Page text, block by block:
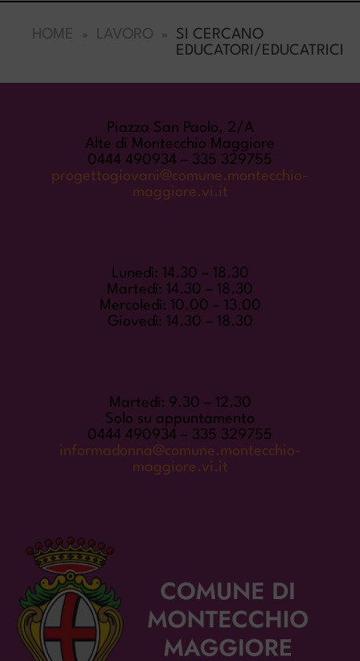
HOME LAVORO
SI CERCANO
EDUCATORI/EDUCATRICI
Piazza San Paolo, 2/A
Alte di Montecchio Maggiore
0444 490934 – 335 329755
progettogiovani@comune.montecchio-
maggiore.vi.it
Lunedì: 14.30 – 18.30
Martedì: 14.30 – 18.30
Mercoledì: 10.00 – 13.00
Giovedì: 14.30 – 18.30
Martedì: 9.30 – 12.30
Solo su appuntamento
0444 490934 – 335 329755
informadonna@comune.montecchio-
maggiore.vi.it